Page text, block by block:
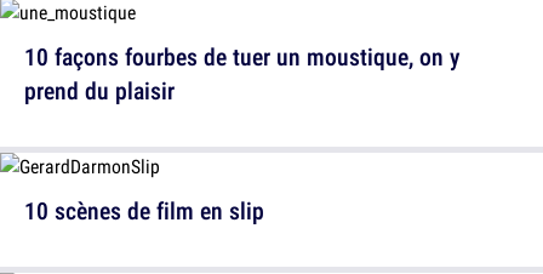
10 scènes de film en slip
10 façons fourbes de tuer un moustique, on y
prend du plaisir